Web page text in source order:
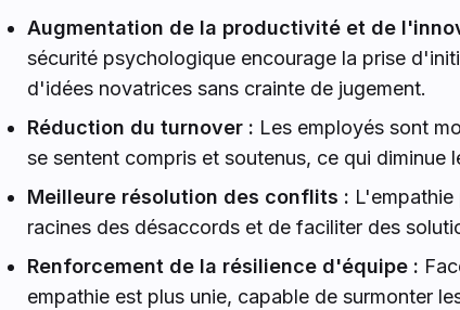
Augmentation de la productivité et de
sécurité psychologique encourage la prise
d'idées novatrices sans crainte de jugement.
Réduction du turnover : Les employés sont
se sentent compris et soutenus, ce qui diminue
Meilleure résolution des conflits : L'empathie
racines des désaccords et de faciliter des
Renforcement de la résilience d'équipe :
empathie est plus unie, capable de surmonter